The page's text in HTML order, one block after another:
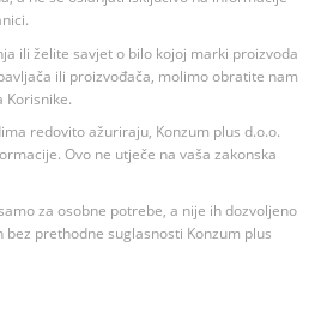
ili želite savjet o bilo kojoj marki proizvoda
ili proizvođača, molimo obratite nam
Korisnike.
redovito ažuriraju, Konzum plus d.o.o.
Ovo ne utječe na vaša zakonska
za osobne potrebe, a nije ih dozvoljeno
prethodne suglasnosti Konzum plus